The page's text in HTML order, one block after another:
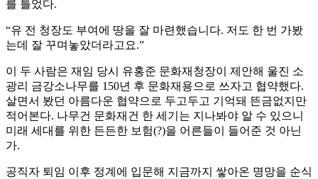
를 틀었다.
“유 전 청장도 부여에 땅을 잘 마련했습니다. 저도 한 번 가봤
는데 잘 꾸며놓았더라고요.”
이 두 사람은 재임 당시 유홍준 문화재청장이 제안해 울진 소
광리 금강소나무를 150년 후 문화재용으로 쓰자고 협약했다.
살면서 봤던 아름다운 협약으로 두고두고 기억돼 뜬금없지만
적어본다. 나무건 문화재건 한 세기는 지나봐야 알 수 있으니
미래 세대를 위한 든든한 보험(?)을 어른들이 들어준 것 아닌
가.
공직자 퇴임 이후 정계에 입문해 지금까지 쌓아온 명망을 순식